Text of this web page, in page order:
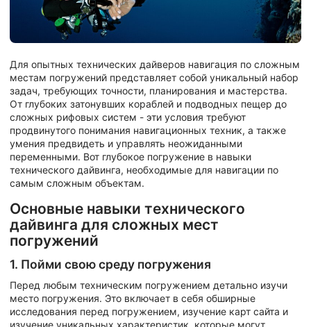
Для опытных технических дайверов навигация по сложным
местам погружений представляет собой уникальный набор
задач, требующих точности, планирования и мастерства.
От глубоких затонувших кораблей и подводных пещер до
сложных рифовых систем - эти условия требуют
продвинутого понимания навигационных техник, а также
умения предвидеть и управлять неожиданными
переменными. Вот глубокое погружение в навыки
технического дайвинга, необходимые для навигации по
самым сложным объектам.
Основные навыки технического
дайвинга для сложных мест
погружений
1. Пойми свою среду погружения
Перед любым техническим погружением детально изучи
место погружения. Это включает в себя обширные
исследования перед погружением, изучение карт сайта и
изучение уникальных характеристик, которые могут